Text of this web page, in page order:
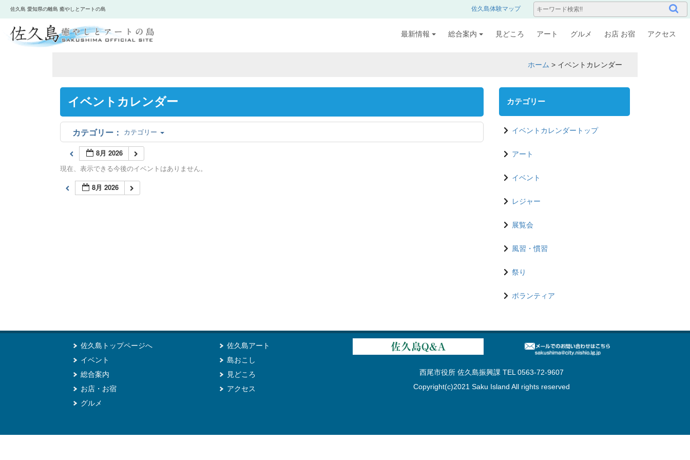
佐久島 愛知県の離島 癒やしとアートの島 佐久島体験マップ
最新情報 総合案内 見どころ アート グルメ お店 お宿 アクセス
ホーム > イベントカレンダー
イベントカレンダー
カテゴリー
8月 2026
現在、表示できる今後のイベントはありません。
8月 2026
カテゴリー
イベントカレンダートップ
アート
イベント
レジャー
展覧会
風習・慣習
祭り
ボランティア
佐久島トップページへ
イベント
総合案内
お店・お宿
グルメ
佐久島アート
島おこし
見どころ
アクセス
西尾市役所 佐久島振興課 TEL 0563-72-9607
Copyright(c)2021 Saku Island All rights reserved